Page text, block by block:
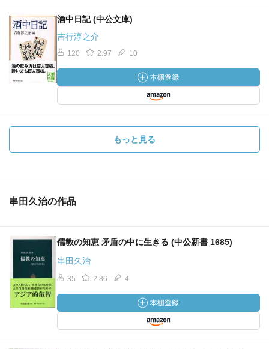
酒中日記 (中公文庫)
吉行淳之介
120 2.97 10
もっと見る
串田久治の作品
儒教の知恵 矛盾の中に生きる (中公新書 1685)
串田久治
35 2.86 4